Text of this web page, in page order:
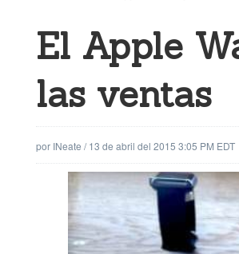
El Apple
las ventas
por INeate /13 de abril del 2015 3:05 PM EDT